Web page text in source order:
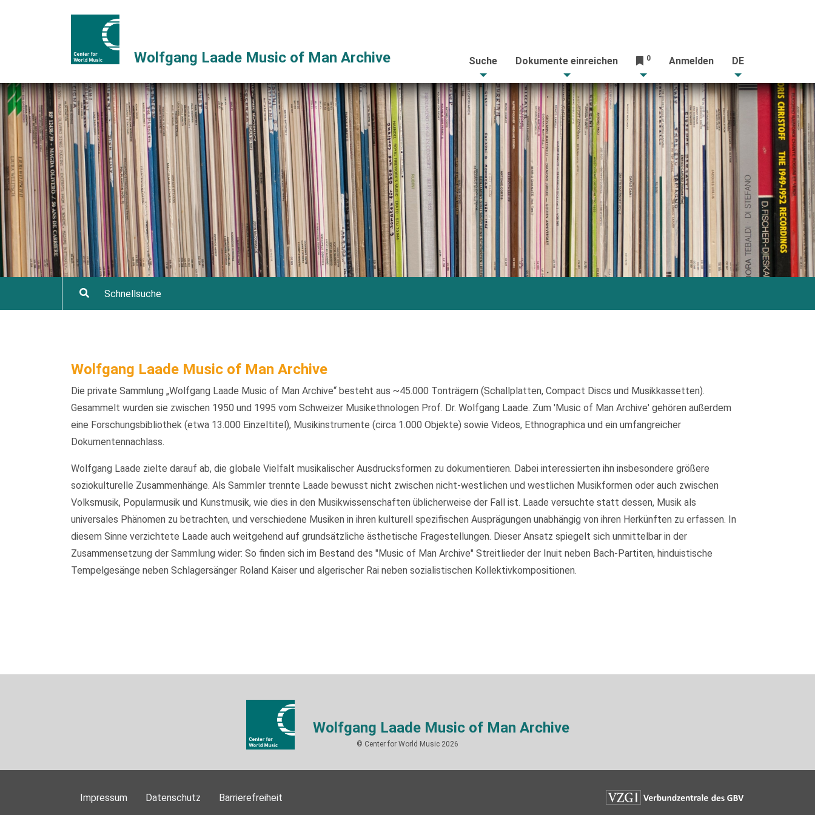
Wolfgang Laade Music of Man Archive Suche Dokumente einreichen 0 Anmelden DE
Wolfgang Laade Music of Man Archive
Die private Sammlung „Wolfgang Laade Music of Man Archive“ besteht aus ~45.000 Tonträgern (Schallplatten, Compact Discs und Musikkassetten).
Gesammelt wurden sie zwischen 1950 und 1995 vom Schweizer Musikethnologen Prof. Dr. Wolfgang Laade. Zum 'Music of Man Archive' gehören außerdem
eine Forschungsbibliothek (etwa 13.000 Einzeltitel), Musikinstrumente (circa 1.000 Objekte) sowie Videos, Ethnographica und ein umfangreicher
Dokumentennachlass.
Wolfgang Laade zielte darauf ab, die globale Vielfalt musikalischer Ausdrucksformen zu dokumentieren. Dabei interessierten ihn insbesondere größere
soziokulturelle Zusammenhänge. Als Sammler trennte Laade bewusst nicht zwischen nicht-westlichen und westlichen Musikformen oder auch zwischen
Volksmusik, Popularmusik und Kunstmusik, wie dies in den Musikwissenschaften üblicherweise der Fall ist. Laade versuchte statt dessen, Musik als
universales Phänomen zu betrachten, und verschiedene Musiken in ihren kulturell spezifischen Ausprägungen unabhängig von ihren Herkünften zu erfassen. In
diesem Sinne verzichtete Laade auch weitgehend auf grundsätzliche ästhetische Fragestellungen. Dieser Ansatz spiegelt sich unmittelbar in der
Zusammensetzung der Sammlung wider: So finden sich im Bestand des "Music of Man Archive" Streitlieder der Inuit neben Bach-Partiten, hinduistische
Tempelgesänge neben Schlagersänger Roland Kaiser und algerischer Rai neben sozialistischen Kollektivkompositionen.
Wolfgang Laade Music of Man Archive
© Center for World Music 2026
Impressum Datenschutz Barrierefreiheit